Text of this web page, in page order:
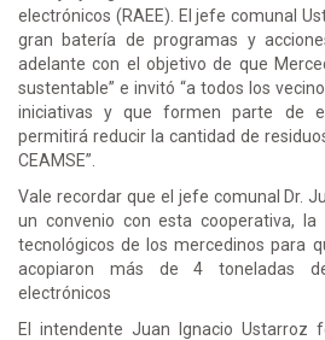
electrónicos (RAEE). El jefe comunal
gran batería de programas y
adelante con el objetivo de que
sustentable” e invitó “a todos los
iniciativas y que formen parte de
permitirá reducir la cantidad de
CEAMSE”.
Vale recordar que el jefe comunal Dr.
un convenio con esta cooperativa, la
tecnológicos de los mercedinos para
acopiaron más de 4 toneladas
electrónicos
El intendente Juan Ignacio